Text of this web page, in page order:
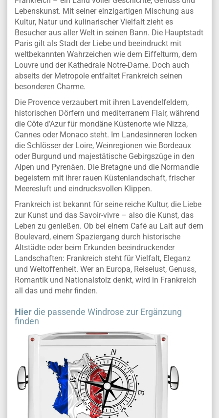
Lebenskunst. Mit seiner einzigartigen Mischung aus
Kultur, Natur und kulinarischer Vielfalt zieht es
Besucher aus aller Welt in seinen Bann. Die Hauptstadt
Paris gilt als Stadt der Liebe und beeindruckt mit
weltbekannten Wahrzeichen wie dem Eiffelturm, dem
Louvre und der Kathedrale Notre-Dame. Doch auch
abseits der Metropole entfaltet Frankreich seinen
besonderen Charme.
Die Provence verzaubert mit ihren Lavendelfeldern,
historischen Dörfern und mediterranem Flair, während
die Côte d’Azur für mondäne Küstenorte wie Nizza,
Cannes oder Monaco steht. Im Landesinneren locken
die Schlösser der Loire, Weinregionen wie Bordeaux
oder Burgund und majestätische Gebirgszüge in den
Alpen und Pyrenäen. Die Bretagne und die Normandie
begeistern mit ihrer rauen Küstenlandschaft, frischer
Meeresluft und eindrucksvollen Klippen.
Frankreich ist bekannt für seine reiche Kultur, die Liebe
zur Kunst und das Savoir-vivre – also die Kunst, das
Leben zu genießen. Ob bei einem Café au Lait auf dem
Boulevard, einem Spaziergang durch historische
Altstädte oder beim Erkunden beeindruckender
Landschaften: Frankreich steht für Vielfalt, Eleganz
und Weltoffenheit. Wer an Europa, Reiselust, Genuss,
Romantik und Nationalstolz denkt, wird in Frankreich
all das und mehr finden.
Hier die passende Windrose zur Ergänzung
finden